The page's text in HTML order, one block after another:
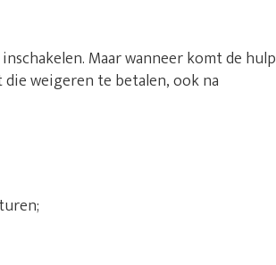
Maar wanneer komt de hulp
weigeren te betalen, ook na